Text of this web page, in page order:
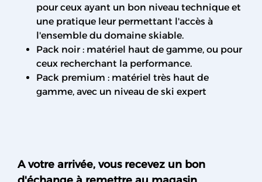
pour ceux ayant un bon niveau technique et
une pratique leur permettant l'accès à
l'ensemble du domaine skiable.
Pack noir : matériel haut de gamme, ou pour
ceux recherchant la performance.
Pack premium : matériel très haut de
gamme, avec un niveau de ski expert
A votre arrivée, vous recevez un bon